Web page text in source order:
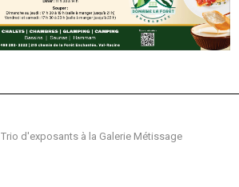
Trio d'exposants à la Galerie Métissage